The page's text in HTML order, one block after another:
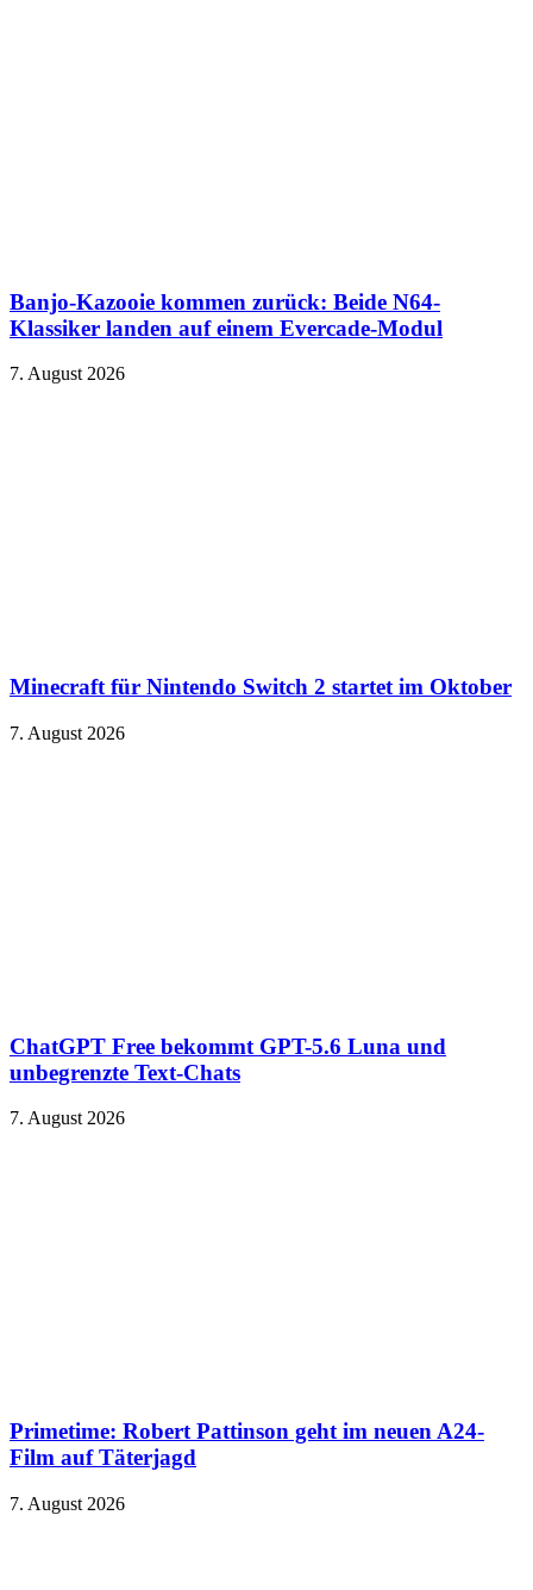
Banjo-Kazooie kommen zurück: Beide N64-
Klassiker landen auf einem Evercade-Modul
7. August 2026
Minecraft für Nintendo Switch 2 startet im Oktober
7. August 2026
ChatGPT Free bekommt GPT-5.6 Luna und
unbegrenzte Text-Chats
7. August 2026
Primetime: Robert Pattinson geht im neuen A24-
Film auf Täterjagd
7. August 2026